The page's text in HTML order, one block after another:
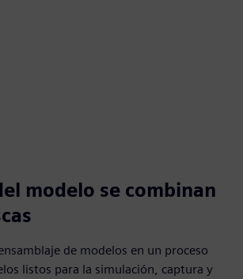
modelo se combinan
de modelos en un proceso
listos para la simulación, captura y